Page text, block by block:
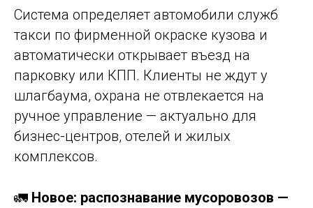
Система определяет автомобили служб
такси по фирменной окраске кузова и
автоматически открывает въезд на
парковку или КПП. Клиенты не ждут у
шлагбаума, охрана не отвлекается на
ручное управление — актуально для
бизнес-центров, отелей и жилых
комплексов.
🚛 Новое: распознавание мусоровозов —